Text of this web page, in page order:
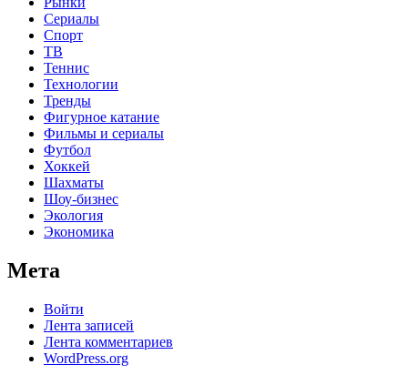
Сериалы
Спорт
ТВ
Теннис
Технологии
Тренды
Фигурное катание
Фильмы и сериалы
Футбол
Хоккей
Шахматы
Шоу-бизнес
Экология
Экономика
Мета
Войти
Лента записей
Лента комментариев
WordPress.org